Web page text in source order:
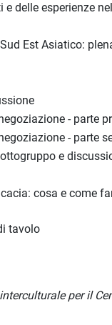
delle esperienze
Est Asiatico:
- parte
- parte
e
cosa e come
tavolo
per il